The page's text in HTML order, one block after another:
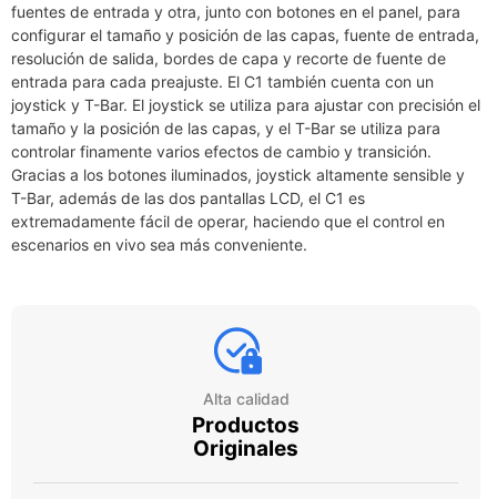
fuentes de entrada y otra, junto con botones en el panel, para
configurar el tamaño y posición de las capas, fuente de entrada,
resolución de salida, bordes de capa y recorte de fuente de
entrada para cada preajuste. El C1 también cuenta con un
joystick y T-Bar. El joystick se utiliza para ajustar con precisión el
tamaño y la posición de las capas, y el T-Bar se utiliza para
controlar finamente varios efectos de cambio y transición.
Gracias a los botones iluminados, joystick altamente sensible y
T-Bar, además de las dos pantallas LCD, el C1 es
extremadamente fácil de operar, haciendo que el control en
escenarios en vivo sea más conveniente.
Alta calidad
Productos
Originales